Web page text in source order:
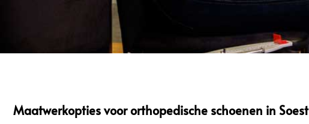
Maatwerkopties voor orthopedische schoenen in Soest